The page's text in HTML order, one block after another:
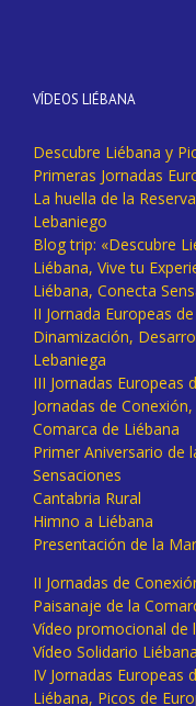
VÍDEOS LIÉBANA
Descubre Liébana y
Primeras Jornadas
La huella de la
Lebaniego
Blog trip: «Descubre
Liébana, Vive tu
Liébana, Conecta
II Jornada Europeas
Dinamización,
Lebaniega
III Jornadas Europeas
Jornadas de
Comarca de Liébana
Primer Aniversario de
Sensaciones
Cantabria Rural
Himno a Liébana
Presentación de la
II Jornadas de
Paisanaje de la
Vídeo promocional de
Vídeo Solidario
IV Jornadas Europeas
Liébana, Picos de